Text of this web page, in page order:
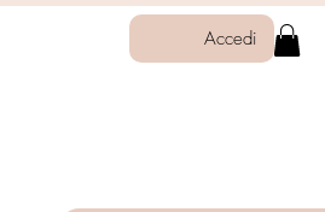
Accedi